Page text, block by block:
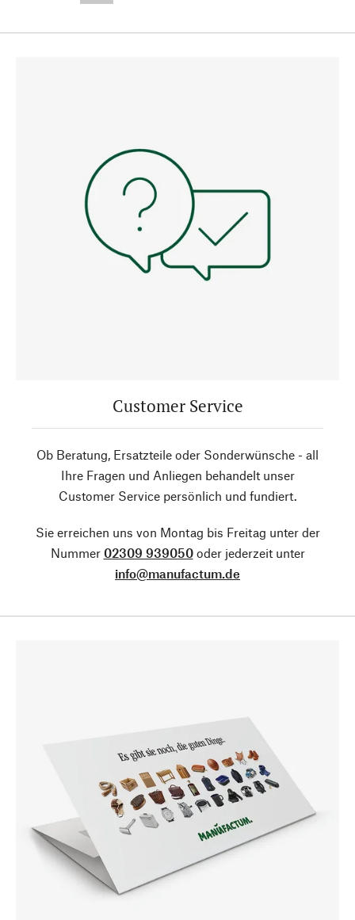
Customer Service
Ob Beratung, Ersatzteile oder Sonderwünsche - all
Ihre Fragen und Anliegen behandelt unser
Customer Service persönlich und fundiert.
Sie erreichen uns von Montag bis Freitag unter der
Nummer 02309 939050oder jederzeit unter
info@manufactum.de